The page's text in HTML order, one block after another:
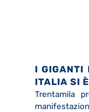
I GIGANTI
ITALIA SI
Trentamila